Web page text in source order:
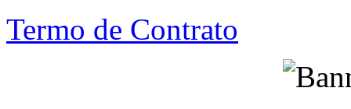
Termo de Contrato